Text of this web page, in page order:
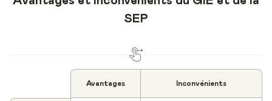
SEP
Avantages Inconvénients